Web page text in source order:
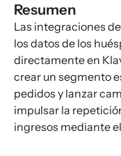
Resumen
Las integraciones
los datos de los
directamente en
crear un segmento
pedidos y lanzar
impulsar la
ingresos mediante